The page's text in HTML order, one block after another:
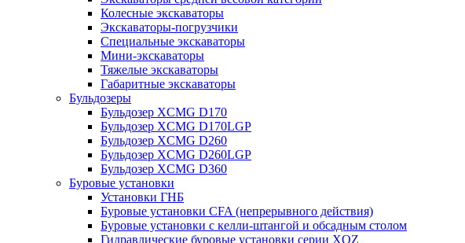
Колесные экскаваторы
Экскаваторы-погрузчики
Специальные экскаваторы
Мини-экскаваторы
Тяжелые экскаваторы
Габаритные экскаваторы
Бульдозеры
Бульдозер XCMG D170
Бульдозер XCMG D170LGP
Бульдозер XCMG D260
Бульдозер XCMG D260LGP
Бульдозер XCMG D360
Буровые установки
Установки ГНБ
Буровые установки CFA (непрерывного действия)
Буровые установки с келли-штангой и обсадным столом
Гидравлические буровые установки серии XQZ